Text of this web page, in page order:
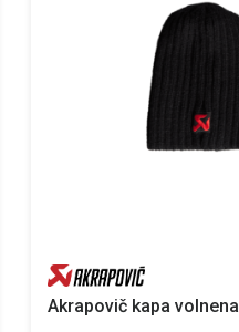
Akrapovič kapa volnena